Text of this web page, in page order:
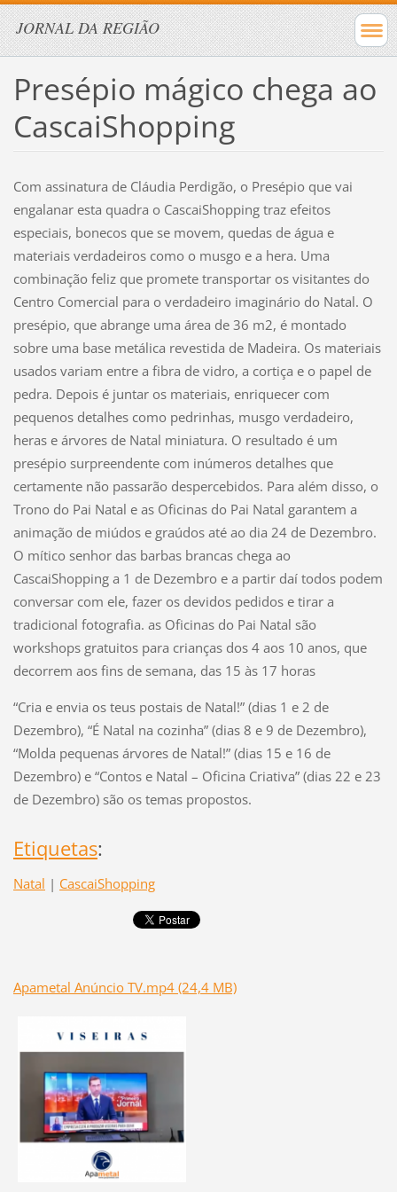
JORNAL DA REGIÃO
Presépio mágico chega ao
CascaiShopping
Com assinatura de Cláudia Perdigão, o Presépio que vai
engalanar esta quadra o CascaiShopping traz efeitos
especiais, bonecos que se movem, quedas de água e
materiais verdadeiros como o musgo e a hera. Uma
combinação feliz que promete transportar os visitantes do
Centro Comercial para o verdadeiro imaginário do Natal. O
presépio, que abrange uma área de 36 m2, é montado
sobre uma base metálica revestida de Madeira. Os materiais
usados variam entre a fibra de vidro, a cortiça e o papel de
pedra. Depois é juntar os materiais, enriquecer com
pequenos detalhes como pedrinhas, musgo verdadeiro,
heras e árvores de Natal miniatura. O resultado é um
presépio surpreendente com inúmeros detalhes que
certamente não passarão despercebidos. Para além disso, o
Trono do Pai Natal e as Oficinas do Pai Natal garantem a
animação de miúdos e graúdos até ao dia 24 de Dezembro.
O mítico senhor das barbas brancas chega ao
CascaiShopping a 1 de Dezembro e a partir daí todos podem
conversar com ele, fazer os devidos pedidos e tirar a
tradicional fotografia. as Oficinas do Pai Natal são
workshops gratuitos para crianças dos 4 aos 10 anos, que
decorrem aos fins de semana, das 15 às 17 horas
“Cria e envia os teus postais de Natal!” (dias 1 e 2 de
Dezembro), “É Natal na cozinha” (dias 8 e 9 de Dezembro),
“Molda pequenas árvores de Natal!” (dias 15 e 16 de
Dezembro) e “Contos e Natal – Oficina Criativa” (dias 22 e 23
de Dezembro) são os temas propostos.
Etiquetas:
Natal | CascaiShopping
Apametal Anúncio TV.mp4 (24,4 MB)